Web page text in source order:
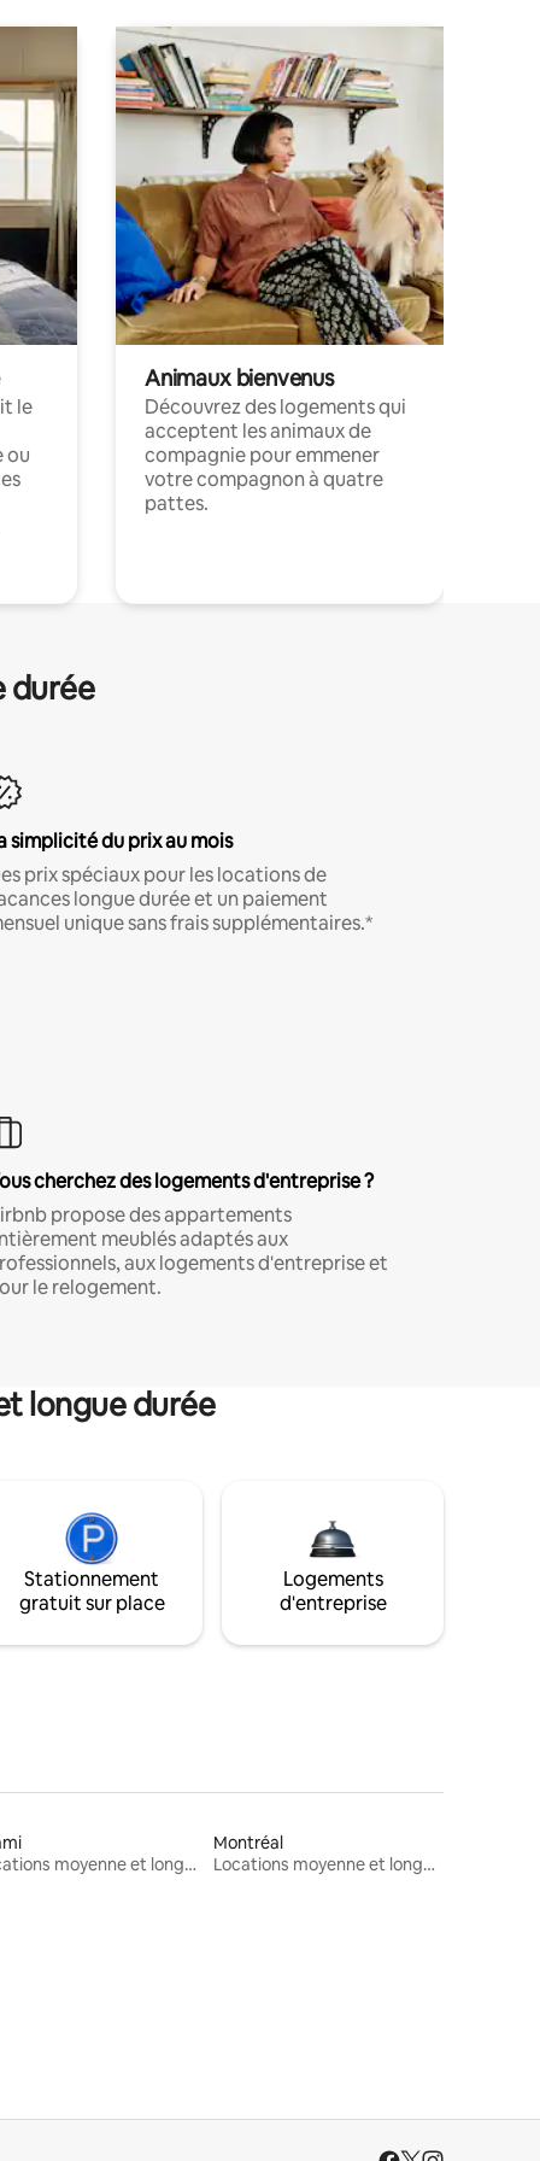
le
ou
Animaux bienvenus
Découvrez des logements qui
acceptent les animaux de
compagnie pour emmener
votre compagnon à quatre
pattes.
durée
simplicité du prix au mois
prix spéciaux pour les locations de
longue durée et un paiement
unique sans frais supplémentaires.*
cherchez des logements d'entreprise ?
propose des appartements
meublés adaptés aux
aux logements d'entreprise et
le relogement.
longue durée
Stationnement
gratuit sur place
Logements
d'entreprise
Locations moyenne et longue durée
Montréal
Locations moyenne et longue durée